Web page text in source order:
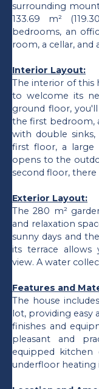
surrounding
133.69 m²
bedrooms, an
room, a cellar, and
Interior Layout:
The interior of this
to welcome its
ground floor,
the first bedroom,
with double
first floor, a large
opens to the
second floor,
Exterior Layout:
The 280 m²
and relaxation
sunny days and
its terrace
view. A water
Features and
The house
lot, providing easy
finishes and
pleasant and
equipped kitchen
underfloor heating